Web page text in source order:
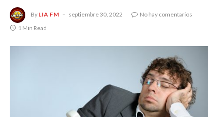
By LIA FM septiembre 30, 2022
No hay comentarios
1 Min Read